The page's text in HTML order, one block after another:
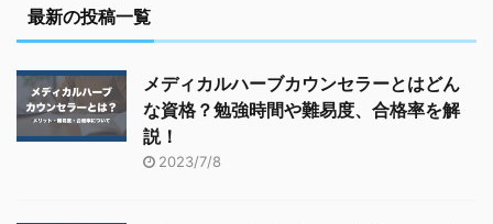
最新の投稿一覧
メディカルハーブカウンセラーとはどん
な資格？勉強時間や難易度、合格率を解
説！
2023/7/8